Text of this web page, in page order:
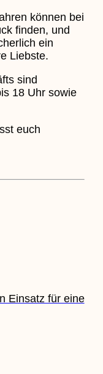
können bei
finden, und
ein
Liebste.
sind
18 Uhr sowie
euch
Einsatz für eine